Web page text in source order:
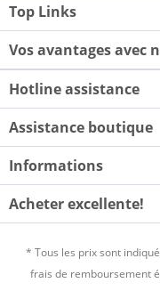
Top Links
Vos avantages avec
Hotline assistance
Assistance boutique
Informations
Acheter excellente!
* Tous les prix sont
frais de remboursement